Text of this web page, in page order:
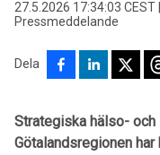
27.5.2026 17:34:03 CEST
Pressmeddelande
Dela
Strategiska hälso- och
Götalandsregionen